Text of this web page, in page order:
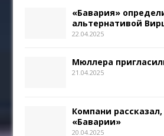
«Бавария»
альтернативой
22.04.2025
Мюллера
21.04.2025
Компани
«Баварии»
20.04.2025